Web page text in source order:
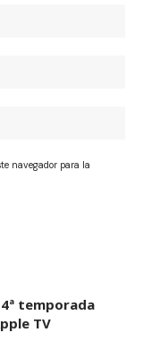
navegador para la
temporada
TV